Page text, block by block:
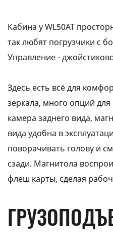
Кабина у WL50АТ
так любят погрузчики с
Управление -
Здесь есть всё для
зеркала, много опций
камера заднего вида,
вида удобна в
поворачивать голову и
сзади. Магнитола
флеш карты, сделая